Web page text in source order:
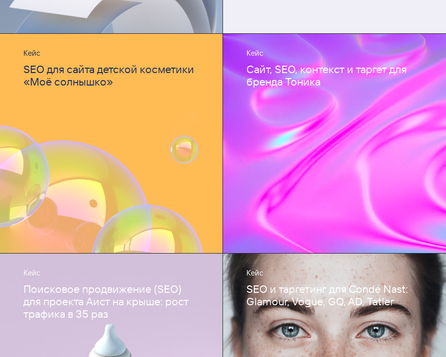
Кейс
SEO для сайта детской косметики
«Моё солнышко»
Кейс
Сайт, SEO, контекст и таргет для
бренда Тоника
Кейс
Поисковое продвижение (SEO)
для проекта Аист на крыше: рост
трафика в 35 раз
Кейс
SEO и таргетинг для Condé Nast:
Glamour, Vogue, GQ, AD, Tatler